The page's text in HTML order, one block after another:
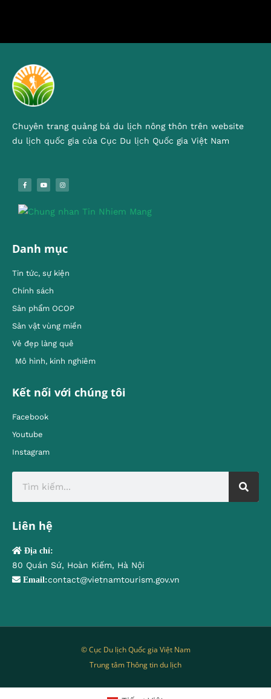
Chuyên trang quảng bá du lịch nông thôn trên website
du lịch quốc gia của Cục Du lịch Quốc gia Việt Nam
Danh mục
Tin tức, sự kiện
Chính sách
Sản phẩm OCOP
Sản vật vùng miền
Vẻ đẹp làng quê
Mô hình, kinh nghiêm
Kết nối với chúng tôi
Facebook
Youtube
Instagram
Liên hệ
Địa chỉ:
80 Quán Sứ, Hoàn Kiếm, Hà Nội
Email:contact@vietnamtourism.gov.vn
© Cục Du lịch Quốc gia Việt Nam
Trung tâm Thông tin du lịch